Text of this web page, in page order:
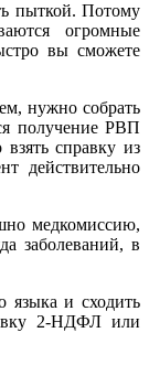
пыткой. Потому
огромные
вы сможете
нужно собрать
получение РВП
справку из
действительно
медкомиссию,
заболеваний, в
языка и сходить
2-НДФЛ или